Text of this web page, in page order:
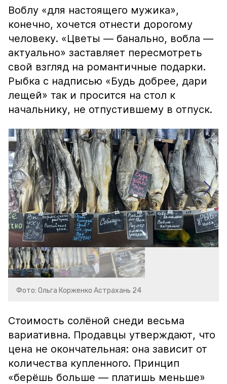
Воблу «для настоящего мужика»,
конечно, хочется отнести дорогому
человеку. «Цветы — банально, вобла —
актуально» заставляет пересмотреть
свой взгляд на романтичные подарки.
Рыбка с надписью «Будь добрее, дари
лещей» так и просится на стол к
начальнику, не отпустившему в отпуск.
Фото: Ольга Корженко Астрахань 24
Стоимость солёной снеди весьма
вариативна. Продавцы утверждают, что
цена не окончательная: она зависит от
количества купленного. Принцип
«берёшь больше — платишь меньше»